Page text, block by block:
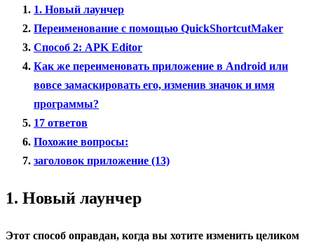
1. Новый лаунчер
Переименование с помощью QuickShortcutMaker
Способ 2: APK Editor
Как же переименовать приложение в Android или
вовсе замаскировать его, изменив значок и имя
программы?
17 ответов
Похожие вопросы:
заголовок приложение (13)
1. Новый лаунчер
Этот способ оправдан, когда вы хотите изменить целиком